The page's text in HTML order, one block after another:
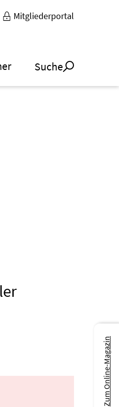
Mitgliederportal
Suche
Zum Online-Magazin